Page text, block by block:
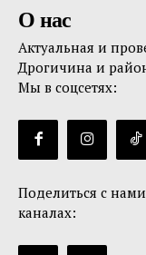
О нас
Актуальная и
Дрогичина и
Мы в соцсетях:
Поделиться с
каналах: